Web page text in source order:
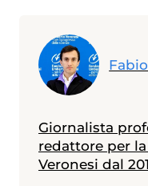
Giornalista
redattore per
Veronesi dal